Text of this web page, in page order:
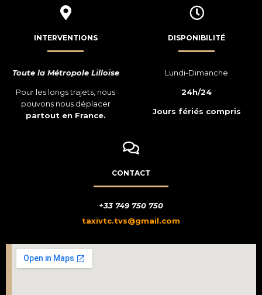
INTERVENTIONS
Toute la Métropole Lilloise
Pour les longs trajets, nous
pouvons nous déplacer
partout en France.
DISPONIBILITÉ
Lundi-Dimanche
24h/24
Jours fériés compris
CONTACT
+33 749 750 750
taxivtc.tvs@gmail.com